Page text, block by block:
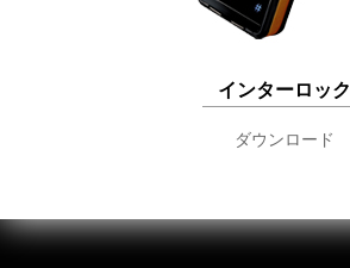
インターロック
ダウンロード